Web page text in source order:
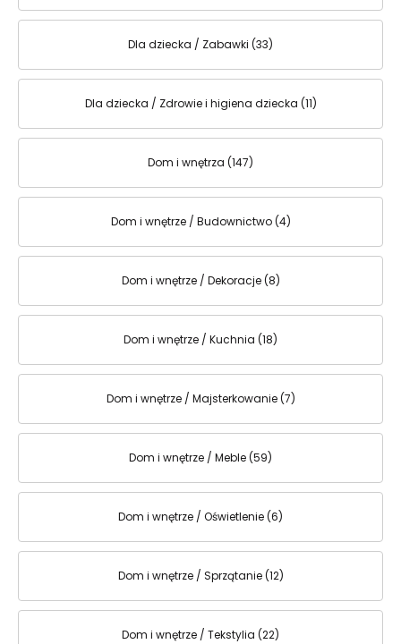
Dla dziecka / Zabawki (33)
Dla dziecka / Zdrowie i higiena dziecka (11)
Dom i wnętrza (147)
Dom i wnętrze / Budownictwo (4)
Dom i wnętrze / Dekoracje (8)
Dom i wnętrze / Kuchnia (18)
Dom i wnętrze / Majsterkowanie (7)
Dom i wnętrze / Meble (59)
Dom i wnętrze / Oświetlenie (6)
Dom i wnętrze / Sprzątanie (12)
Dom i wnętrze / Tekstylia (22)